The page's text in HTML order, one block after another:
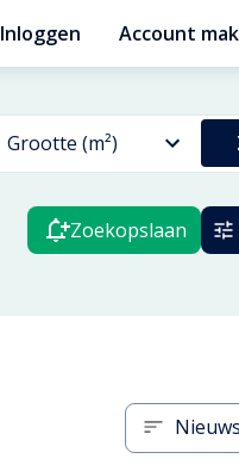
Inloggen Account
Grootte (m²)
Zoekopslaan